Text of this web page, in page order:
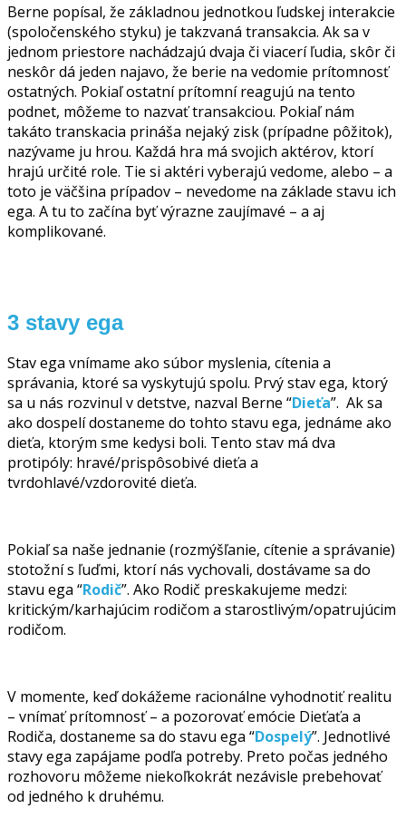
Berne popísal, že základnou jednotkou ľudskej interakcie
(spoločenského styku) je takzvaná transakcia. Ak sa v
jednom priestore nachádzajú dvaja či viacerí ľudia, skôr či
neskôr dá jeden najavo, že berie na vedomie prítomnosť
ostatných. Pokiaľ ostatní prítomní reagujú na tento
podnet, môžeme to nazvať transakciou. Pokiaľ nám
takáto transkacia prináša nejaký zisk (prípadne pôžitok),
nazývame ju hrou. Každá hra má svojich aktérov, ktorí
hrajú určité role. Tie si aktéri vyberajú vedome, alebo – a
toto je väčšina prípadov – nevedome na základe stavu ich
ega. A tu to začína byť výrazne zaujímavé – a aj
komplikované.
3 stavy ega
Stav ega vnímame ako súbor myslenia, cítenia a
správania, ktoré sa vyskytujú spolu. Prvý stav ega, ktorý
sa u nás rozvinul v detstve, nazval Berne “Dieťa”. Ak sa
ako dospelí dostaneme do tohto stavu ega, jednáme ako
dieťa, ktorým sme kedysi boli. Tento stav má dva
protipóly: hravé/prispôsobivé dieťa a
tvrdohlavé/vzdorovité dieťa.
Pokiaľ sa naše jednanie (rozmýšľanie, cítenie a správanie)
stotožní s ľuďmi, ktorí nás vychovali, dostávame sa do
stavu ega “Rodič”. Ako Rodič preskakujeme medzi:
kritickým/karhajúcim rodičom a starostlivým/opatrujúcim
rodičom.
V momente, keď dokážeme racionálne vyhodnotiť realitu
– vnímať prítomnosť – a pozorovať emócie Dieťaťa a
Rodiča, dostaneme sa do stavu ega “Dospelý”. Jednotlivé
stavy ega zapájame podľa potreby. Preto počas jedného
rozhovoru môžeme niekoľkokrát nezávisle prebehovať
od jedného k druhému.